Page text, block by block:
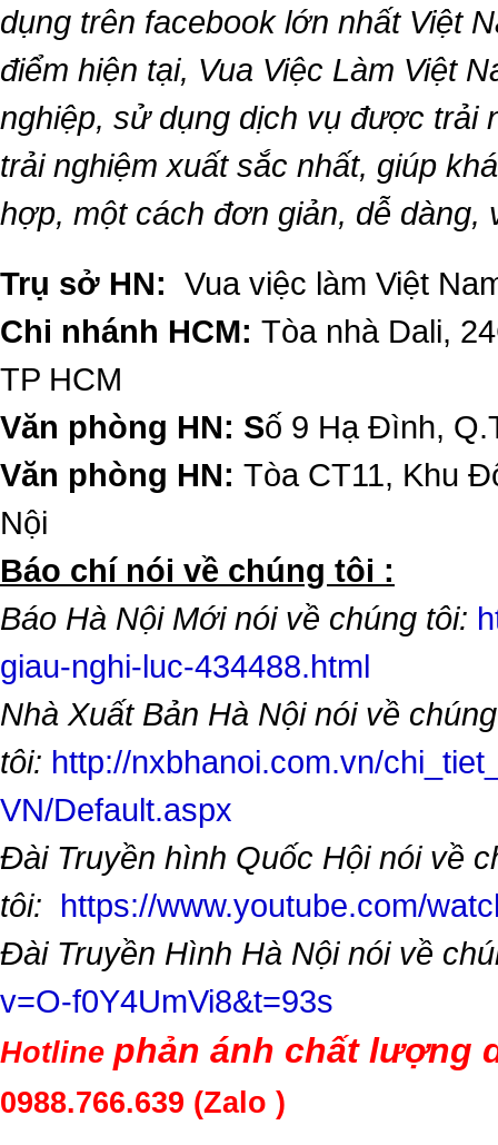
dụng trên facebook lớn nhất Việt
điểm hiện tại, Vua Việc Làm Việt
nghiệp, sử dụng dịch vụ được trải
trải nghiệm xuất sắc nhất, giúp
hợp, một cách đơn giản, dễ dàng,
Trụ sở HN: Vua việc làm Việt
Chi nhánh HCM: Tòa nhà Dali,
TP HCM
Văn phòng HN: Số 9 Hạ Đình,
Văn phòng HN: Tòa CT11, Khu
Nội
​Báo chí nói về chúng tôi :
Báo Hà Nội Mới nói về chúng tôi:
giau-nghi-luc-434488.html
Nhà Xuất Bản Hà Nội nói về chúng
tôi: http://nxbhanoi.com.vn/
VN/Default.aspx
Đài Truyền hình Quốc Hội nói về
tôi: https://www.youtube.com/
Đài Truyền Hình Hà Nội nói về
v=O-f0Y4UmVi8&t=93s
Hotline phản ánh chất lượng
0988.766.639 (Zalo )